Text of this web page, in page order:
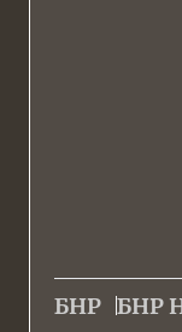
БНР БНР